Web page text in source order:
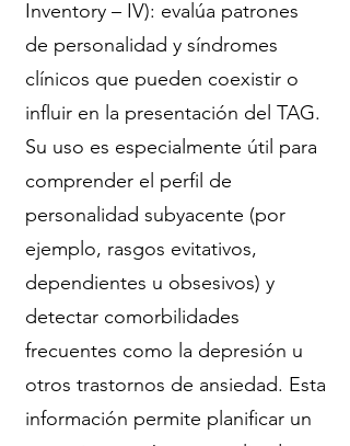
Inventory – IV): evalúa patrones
de personalidad y síndromes
clínicos que pueden coexistir o
influir en la presentación del TAG.
Su uso es especialmente útil para
comprender el perfil de
personalidad subyacente (por
ejemplo, rasgos evitativos,
dependientes u obsesivos) y
detectar comorbilidades
frecuentes como la depresión u
otros trastornos de ansiedad. Esta
información permite planificar un